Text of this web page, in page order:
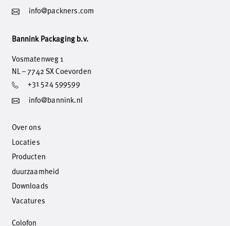
info@packners.com
Bannink Packaging b.v.
Vosmatenweg 1
NL – 7742 SX Coevorden
+31 524 599599
info@bannink.nl
Over ons
Locaties
Producten
duurzaamheid
Downloads
Vacatures
Colofon